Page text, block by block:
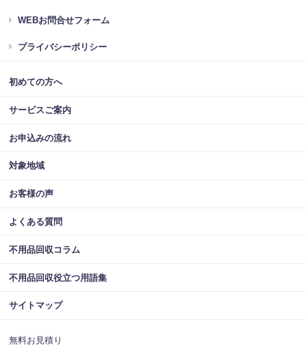
WEBお問合せフォーム
プライバシーポリシー
初めての方へ
サービスご案内
お申込みの流れ
対象地域
お客様の声
よくある質問
不用品回収コラム
不用品回収役立つ用語集
サイトマップ
無料お見積り